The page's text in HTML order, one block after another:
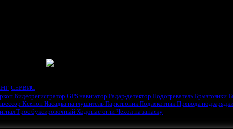
СЕРВИС
Видеорегистратор GPS навигатор Радар-детектор Подогреватель Брызговики
Ксенон Насадка на глушитель ПарктроникПодлокотникПровода подзарядки
Трос буксировочный Ходовые огни Чехол на запаску